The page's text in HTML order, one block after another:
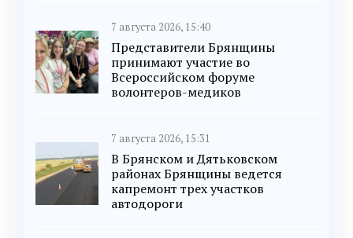
7 августа 2026, 15:40
Представители Брянщины
принимают участие во
Всероссийском форуме
волонтеров-медиков
7 августа 2026, 15:31
В Брянском и Дятьковском
районах Брянщины ведется
капремонт трех участков
автодороги